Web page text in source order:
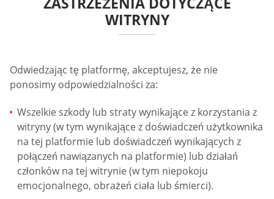
WITRYNY
Odwiedzając tę platformę, akceptujesz, że nie
ponosimy odpowiedzialności za:
Wszelkie szkody lub straty wynikające z korzystania z
witryny (w tym wynikające z doświadczeń użytkownika
na tej platformie lub doświadczeń wynikających z
połączeń nawiązanych na platformie) lub działań
członków na tej witrynie (w tym niepokoju
emocjonalnego, obrażeń ciała lub śmierci).